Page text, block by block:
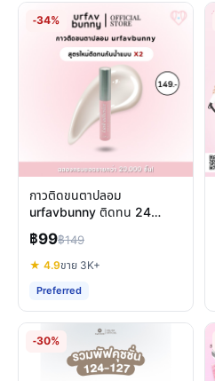
-34%
กาวติดขนตาปลอม
urfavbunny ติดทน 24
ชั่วโมง แห้งไว กันน้ำ ไม่หลุด
฿99฿149
★ 4.9ขาย 3K+
Preferred
-30%